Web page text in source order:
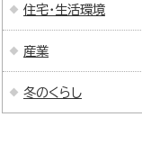
住宅・生活環境
産業
冬のくらし